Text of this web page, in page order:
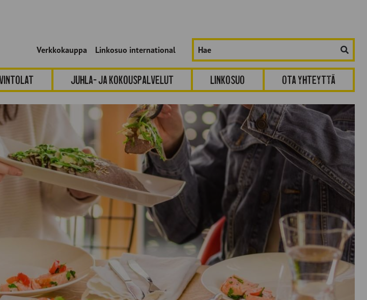
Verkkokauppa Linkosuo international
Hae
sivustolta:
Juhla- ja kokouspalvelut Linkosuo Ota yhteyttä